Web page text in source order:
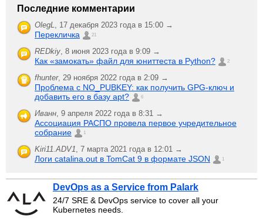
Последние комментарии
OlegL, 17 декабря 2023 года в 15:00 →
Перекличка 21
REDkiy, 8 июня 2023 года в 9:09 →
Как «замокать» файл для юниттеста в Python? 2
fhunter, 29 ноября 2022 года в 2:09 →
Проблема с NO_PUBKEY: как получить GPG-ключ и
добавить его в базу apt?
6
Иванн, 9 апреля 2022 года в 8:31 →
Ассоциация РАСПО провела первое учредительное
собрание
1
Kiri11.ADV1, 7 марта 2021 года в 12:01 →
Логи catalina.out в TomCat 9 в формате JSON 1
DevOps as a Service from Palark
24/7 SRE & DevOps service to cover all your
Kubernetes needs.